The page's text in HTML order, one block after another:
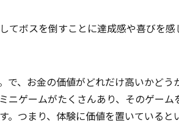
てボスを倒すことに達成感や喜びを感
で、お金の価値がどれだけ高いかどう
ニゲームがたくさんあり、そのゲーム
つまり、体験に価値を置いていると